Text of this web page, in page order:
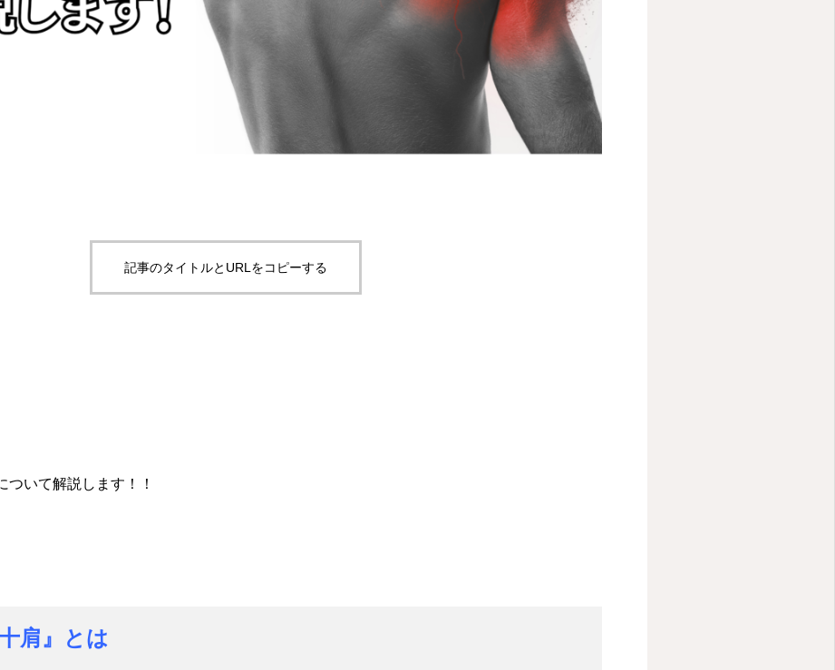
記事のタイトルとURLをコピーする
ついて解説します！！
肩』とは